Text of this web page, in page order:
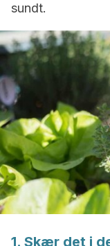
sundt.
1. Skær det i